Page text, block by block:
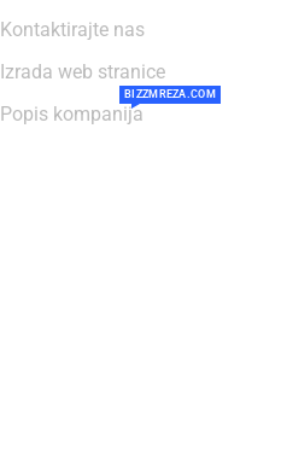
Kontaktirajte nas
Izrada web stranice
Popis kompanija
BIZZMREZA.COM